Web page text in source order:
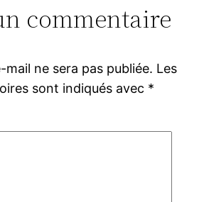
commentaire
mail ne sera pas publiée. Les
sont indiqués avec *